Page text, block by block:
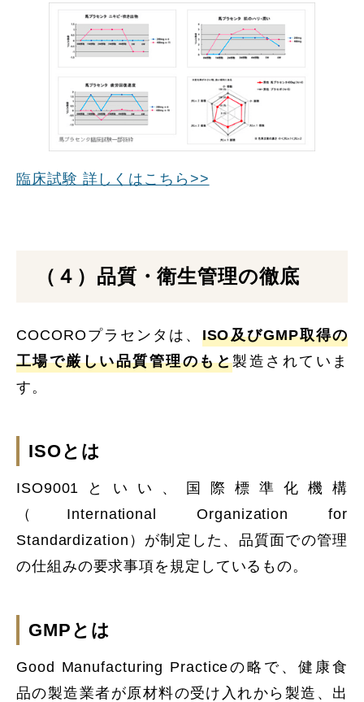
臨床試験 詳しくはこちら>>
（４）品質・衛生管理の徹底
COCOROプラセンタは、 ISO及びGMP取得の
工場で厳しい品質管理のもと製造されていま
す。
ISOとは
ISO9001といい、国際標準化機構
（International Organization for
Standardization）が制定した、品質面での管理
の仕組みの要求事項を規定しているもの。
GMPとは
Good Manufacturing Practiceの略で、健康食
品の製造業者が原材料の受け入れから製造、出